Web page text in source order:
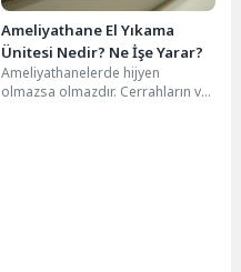
Ameliyathane El Yıkama
Ünitesi Nedir? Ne İşe Yarar?
Ameliyathanelerde hijyen
olmazsa olmazdır. Cerrahların ve